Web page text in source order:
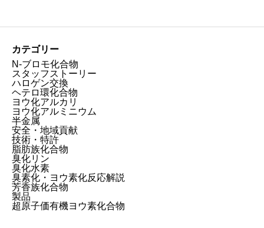
カテゴリー
N-ブロモ化合物
スタッフストーリー
ハロゲン交換
ヘテロ環化合物
ヨウ化アルカリ
ヨウ化アルミニウム
半金属
安全・地域貢献
技術・特許
脂肪族化合物
臭化リン
臭化水素
臭素化・ヨウ素化反応解説
芳香族化合物
製品
超原子価有機ヨウ素化合物